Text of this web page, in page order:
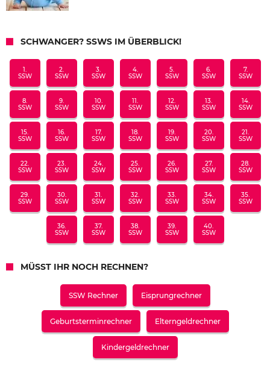
SCHWANGER? SSWS IM ÜBERBLICK!
1.
SSW
2.
SSW
3.
SSW
4.
SSW
5.
SSW
6.
SSW
7.
SSW
8.
SSW
9.
SSW
10.
SSW
11.
SSW
12.
SSW
13.
SSW
14.
SSW
15.
SSW
16.
SSW
17.
SSW
18.
SSW
19.
SSW
20.
SSW
21.
SSW
22.
SSW
23.
SSW
24.
SSW
25.
SSW
26.
SSW
27.
SSW
28.
SSW
29.
SSW
30.
SSW
31.
SSW
32.
SSW
33.
SSW
34.
SSW
35.
SSW
36.
SSW
37.
SSW
38.
SSW
39.
SSW
40.
SSW
MÜSST IHR NOCH RECHNEN?
SSW Rechner Eisprungrechner
Geburtsterminrechner Elterngeldrechner
Kindergeldrechner